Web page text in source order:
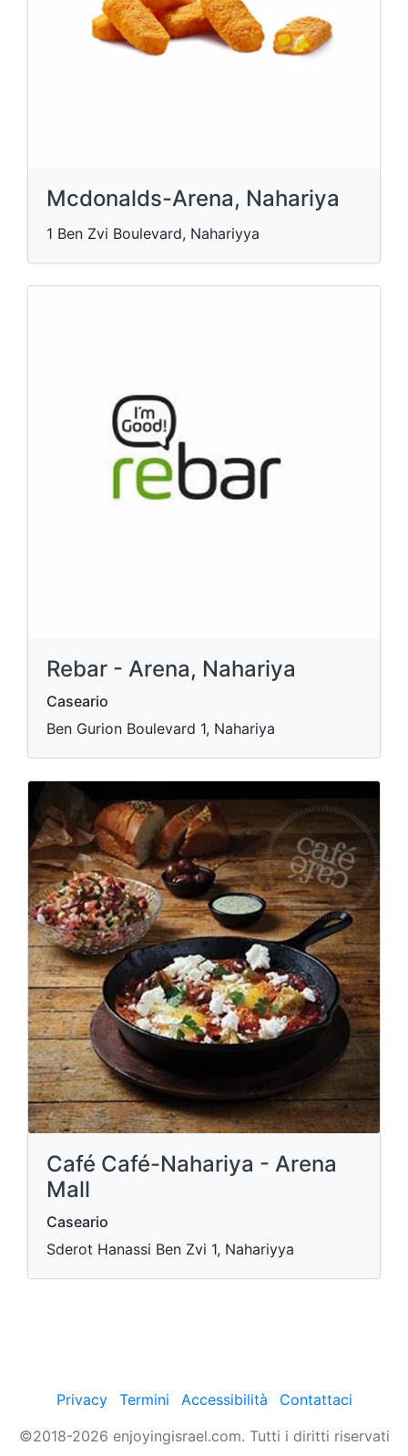
Mcdonalds-Arena, Nahariya
1 Ben Zvi Boulevard, Nahariyya
Rebar - Arena, Nahariya
Caseario
Ben Gurion Boulevard 1, Nahariya
Café Café-Nahariya - Arena
Mall
Caseario
Sderot Hanassi Ben Zvi 1, Nahariyya
Privacy Termini Accessibilità
Contattaci
©2018-2026 enjoyingisrael.com. Tutti i diritti riservati